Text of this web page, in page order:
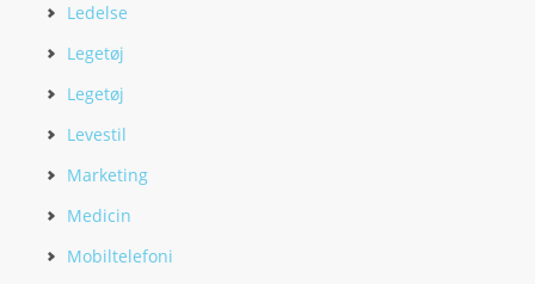
Ledelse
Legetøj
Legetøj
Levestil
Marketing
Medicin
Mobiltelefoni